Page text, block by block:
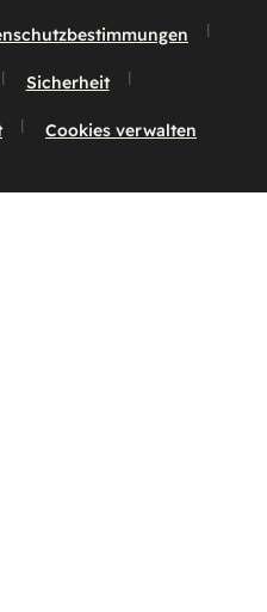
Sicherheit
Cookies verwalten